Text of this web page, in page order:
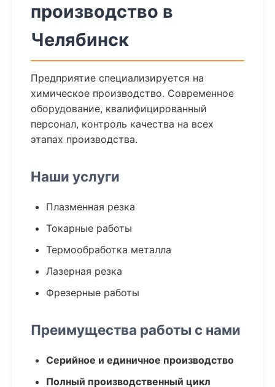
производство в
Челябинск
Предприятие специализируется на
химическое производство. Современное
оборудование, квалифицированный
персонал, контроль качества на всех
этапах производства.
Наши услуги
Плазменная резка
Токарные работы
Термообработка металла
Лазерная резка
Фрезерные работы
Преимущества работы с нами
Серийное и единичное производство
Полный производственный цикл